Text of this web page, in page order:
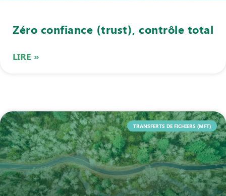
Zéro confiance (trust), contrôle total
LIRE »
TRANSFERTS DE FICHIERS (MFT)